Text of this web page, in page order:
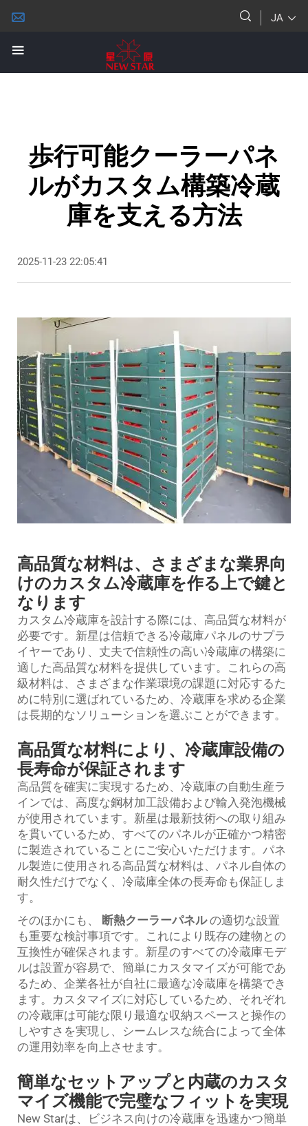
JA
歩行可能クーラーパネ
ルがカスタム構築冷蔵
庫を支える方法
2025-11-23 22:05:41
高品質な材料は、さまざまな業界向
けのカスタム冷蔵庫を作る上で鍵と
なります
カスタム冷蔵庫を設計する際には、高品質な材料が
必要です。新星は信頼できる冷蔵庫パネルのサプラ
イヤーであり、丈夫で信頼性の高い冷蔵庫の構築に
適した高品質な材料を提供しています。これらの高
級材料は、さまざまな作業環境の課題に対応するた
めに特別に選ばれているため、冷蔵庫を求める企業
は長期的なソリューションを選ぶことができます。
高品質な材料により、冷蔵庫設備の
長寿命が保証されます
高品質を確実に実現するため、冷蔵庫の自動生産ラ
インでは、高度な鋼材加工設備および輸入発泡機械
が使用されています。新星は最新技術への取り組み
を貫いているため、すべてのパネルが正確かつ精密
に製造されていることにご安心いただけます。パネ
ル製造に使用される高品質な材料は、パネル自体の
耐久性だけでなく、冷蔵庫全体の長寿命も保証しま
す。
そのほかにも、 断熱クーラーパネルの適切な設置
も重要な検討事項です。これにより既存の建物との
互換性が確保されます。新星のすべての冷蔵庫モデ
ルは設置が容易で、簡単にカスタマイズが可能であ
るため、企業各社が自社に最適な冷蔵庫を構築でき
ます。カスタマイズに対応しているため、それぞれ
の冷蔵庫は可能な限り最適な収納スペースと操作の
しやすさを実現し、シームレスな統合によって全体
の運用効率を向上させます。
簡単なセットアップと内蔵のカスタ
マイズ機能で完璧なフィットを実現
New Starは、ビジネス向けの冷蔵庫を迅速かつ簡単